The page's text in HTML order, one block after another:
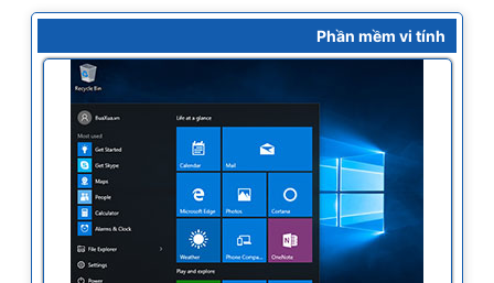
Phần mềm vi tính